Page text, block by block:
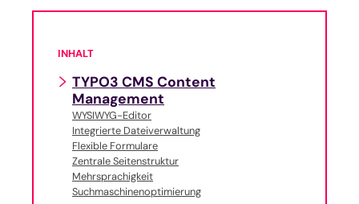
INHALT
TYPO3 CMS Content
Management
WYSIWYG-Editor
Integrierte Dateiverwaltung
Flexible Formulare
Zentrale Seitenstruktur
Mehrsprachigkeit
Suchmaschinenoptimierung